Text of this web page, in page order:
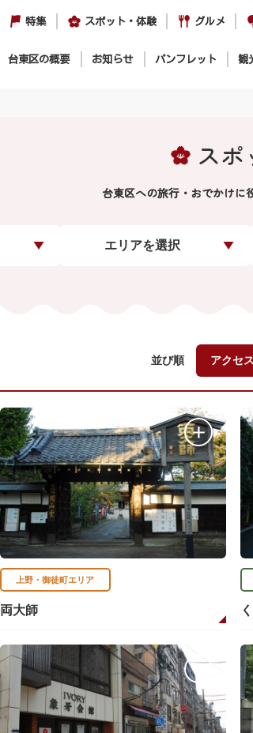
特集 スポット・体験 グルメ
台東区の概要 お知らせ パンフレット 観
ス
台東区への旅行・おでかけに
エリアを選択
並び順 アクセ
上野・御徒町エリア
両大師